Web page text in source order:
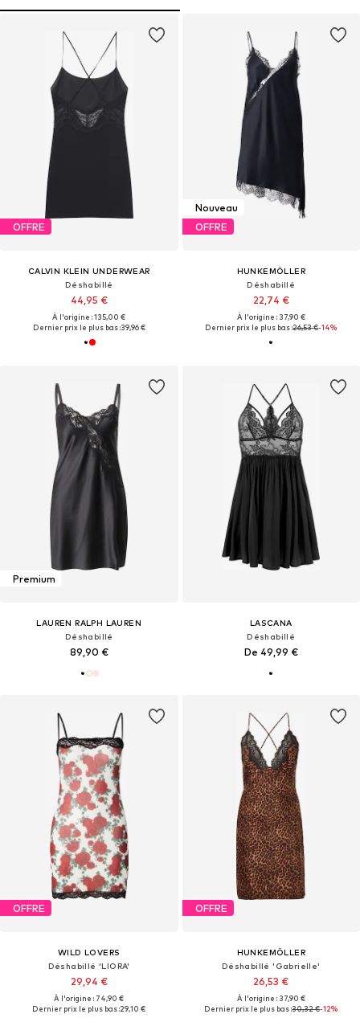
OFFRE
CALVIN KLEIN UNDERWEAR
Déshabillé
44,95 €
À l'origine : 135,00 €
Dernier prix le plus bas :39,96 €
Nouveau
OFFRE
HUNKEMÖLLER
Déshabillé
22,74 €
À l'origine : 37,90 €
Dernier prix le plus bas :26,53 €-14%
Premium
LAUREN RALPH LAUREN
Déshabillé
89,90 €
LASCANA
Déshabillé
De 49,99 €
OFFRE
WILD LOVERS
Déshabillé 'LIORA'
29,94 €
À l'origine : 74,90 €
Dernier prix le plus bas :29,10 €
OFFRE
HUNKEMÖLLER
Déshabillé 'Gabrielle'
26,53 €
À l'origine : 37,90 €
Dernier prix le plus bas :30,32 €-12%